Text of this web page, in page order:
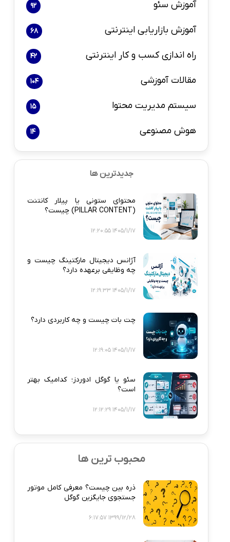
آموزش سئو 92
آموزش بازاریابی اینترنتی 68
راه اندازی کسب و کار اینترنتی 42
مقالات آموزشی 104
سیستم مدیریت محتوا 15
هوش مصنوعی 14
جدیدترین ها
محتوای ستونی یا پیلار کانتنت
(PILLAR CONTENT) چیست؟
1405/1/17 12:20:55
آژانس دیجیتال مارکتینگ چیست و
چه وظایفی برعهده دارد؟
1405/1/17 12:19:33
چت بات چیست و چه کاربردی دارد؟
1405/1/17 12:19:05
سئو یا گوگل ادوردز؛ کدامیک بهتر
است؟
1405/1/17 12:12:29
محبوب ترین ها
ذره‌ بین چیست؟ معرفی کامل موتور
جستجوی جایگزین گوگل
1399/12/28 6:17:57